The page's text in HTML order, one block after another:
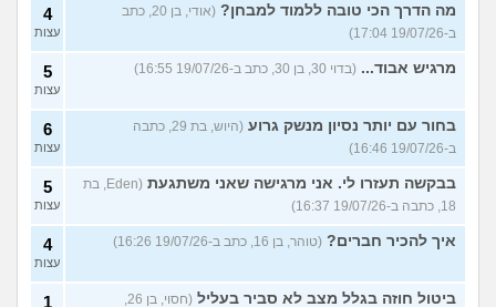
מה הדרך הכי טובה ללמוד למבחן?
(אודי, בן 20, כתב
ב-19/07/26 17:04)
4
עצות
מרגיש אבוד... (בדוי 30, בן 30, כתב ב-19/07/26 16:55) 5
עצות
בחור עם יותר נסיון מנשק גרוע
(היוש, בת 29, כתבה
ב-19/07/26 16:46)
6
עצות
בבקשה תעזרו לי. אני מרגישה שאני משתגעת
(Eden, בת
18, כתבה ב-19/07/26 16:37)
5
עצות
איך להכיר חברים? (טוהר, בן 16, כתב ב-19/07/26 16:26) 4
עצות
ביטול חוזה בגלל מצב לא סביר בעליל 1